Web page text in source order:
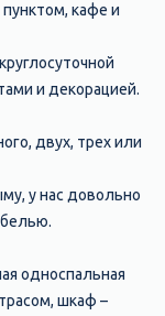
кафе и
и декорацией.
двух, трех или
у нас довольно
односпальная
шкаф –